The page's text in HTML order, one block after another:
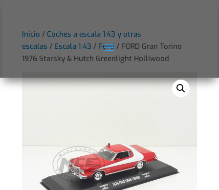
Inicio / Coches a escala 1:43 y otras
escalas / Escala 1 43 / Ford/ FORD Gran Torino
1976 Starsky & Hutch Greenlight Holliwood